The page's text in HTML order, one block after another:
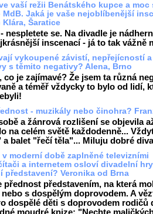
vaší režii Benátského kupce a moc
MdB. Jaká je vaše nejoblíbenější
Šaratice
nespletete se. Na divadle je
inscenací - já to tak vážně
vykoupené závistí, nepřejícností a
s těmito negativy? Alena, Brno
co je zajímavé? Že jsem ta různá
a téměř vždycky to bylo od lidí,
- muzikály nebo činohra?
a žánrová rozlišení se objevila
na celém světě každodenně...
balet "řečí těla"... Miluju dobré
moderní době zaplněné televizními
a internetem osloví divadelní
představení? Veronika od Brna
přednost představením, na která
s dospělým doprovodem. A
dospělé děti s doprovodem rodičů